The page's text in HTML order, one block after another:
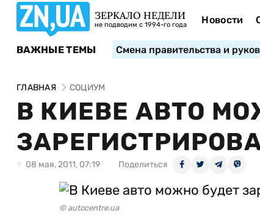
ЗЕРКАЛО НЕДЕЛИ
не подводим с 1994-го года Новости
ВАЖНЫЕ ТЕМЫ Смена правительства и
ГЛАВНАЯ СОЦИУМ
В КИЕВЕ АВТО
08 мая, 2011, 07:19 Поделиться
© autocentre.ua